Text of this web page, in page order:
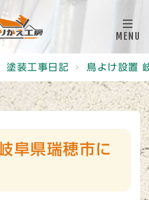
塗装工事日記 鳥よけ設置
阜県瑞穂市に